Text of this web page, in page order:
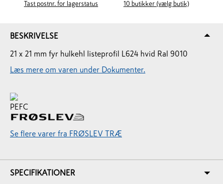
Tast postnr. for lagerstatus
10 butikker (vælg butik)
BESKRIVELSE
21 x 21 mm fyr hulkehl listeprofil L624 hvid Ral 9010
Læs mere om varen under Dokumenter.
Se flere varer fra FRØSLEV TRÆ
SPECIFIKATIONER